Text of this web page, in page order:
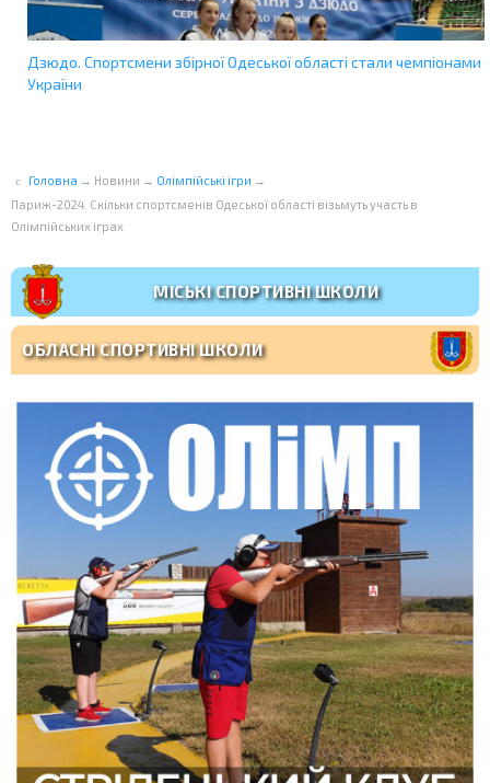
Дзюдо. Спортсмени збірної Одеської області стали чемпіонами
України
Головна → Новини → Олімпійські ігри →
Париж-2024. Скільки спортсменів Одеської області візьмуть участь в
Олімпійських іграх
МІСЬКІ СПОРТИВНІ ШКОЛИ
ОБЛАСНІ СПОРТИВНІ ШКОЛИ